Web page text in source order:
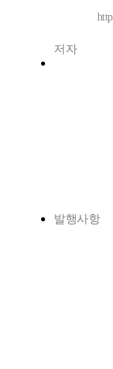
저자
발행사항